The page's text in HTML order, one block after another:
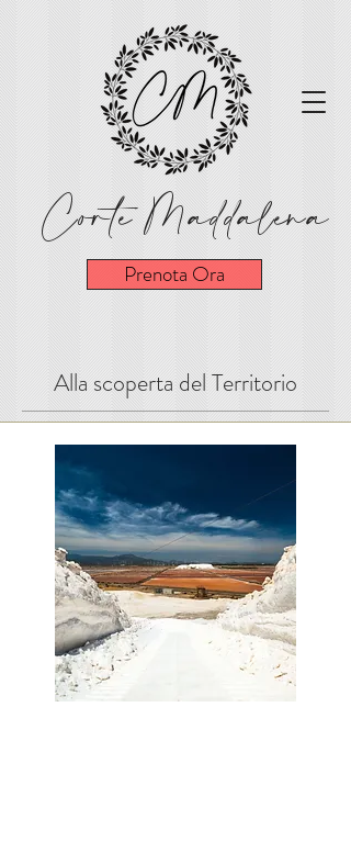
Corte Maddalena
Prenota Ora
Alla scoperta del Territorio